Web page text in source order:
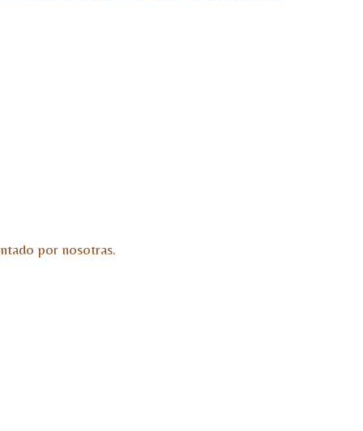
por nosotras.